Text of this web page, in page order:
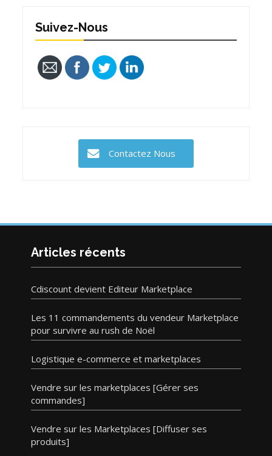
Suivez-Nous
Contactez Nous
Articles récents
Cdiscount devient Editeur Marketplace
Les 11 commandements du vendeur Marketplace
pour survivre au rush de Noël
Logistique e-commerce et marketplaces
Vendre sur les marketplaces [Gérer ses
commandes]
Vendre sur les Marketplaces [Diffuser ses
produits]